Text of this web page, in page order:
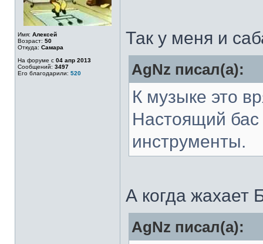
Имя: Алексей
Возраст: 50
Откуда: Самара
На форуме с 04 апр 2013
Сообщений: 3497
Его благодарили: 520
Так у меня и
AgNz писал(а):
К музыке это
Настоящий бас
инструменты.
А когда жахает
AgNz писал(а):